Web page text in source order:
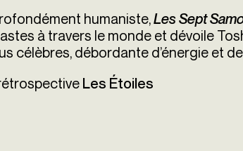
humaniste,Les Sept
à travers le monde et dévoile
célèbres, débordante d’énergie et
Les Étoiles